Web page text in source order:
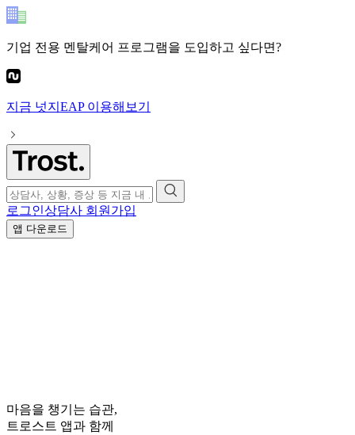
기업 전용 멘탈케어 프로그램을 도입하고 싶다면?
지금 넛지EAP이용해보기
로그인상담사 회원가입
앱 다운로드
마음을 챙기는 습관,
트로스트 앱과 함께